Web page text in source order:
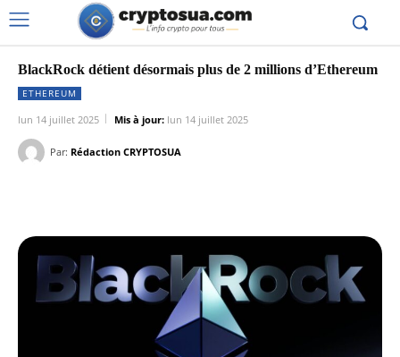
BlackRock détient désormais plus de 2 millions d’Ethereum
ETHEREUM
lun 14 juillet 2025 Mis à jour: lun 14 juillet 2025
Par: Rédaction CRYPTOSUA